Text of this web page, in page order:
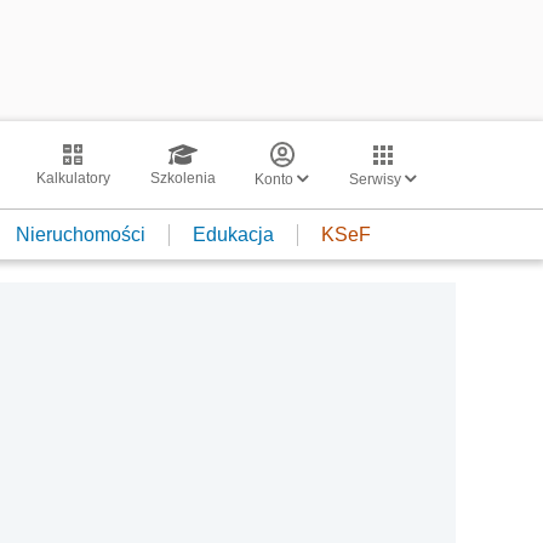
Kalkulatory Szkolenia Konto Serwisy
Nieruchomości Edukacja KSeF